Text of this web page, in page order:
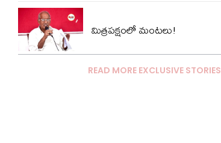
మిత్రపక్షంలో మంటలు!
READ MORE EXCLUSIVE STORIES